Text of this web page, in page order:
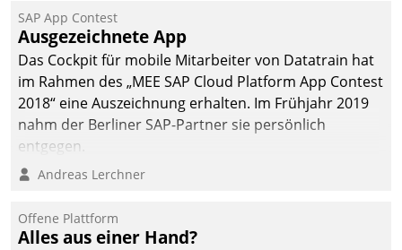
SAP App Contest
Ausgezeichnete App
Das Cockpit für mobile Mitarbeiter von Datatrain hat
im Rahmen des „MEE SAP Cloud Platform App Contest
2018“ eine Auszeichnung erhalten. Im Frühjahr 2019
nahm der Berliner SAP-Partner sie persönlich
entgegen.
Andreas Lerchner
Offene Plattform
Alles aus einer Hand?